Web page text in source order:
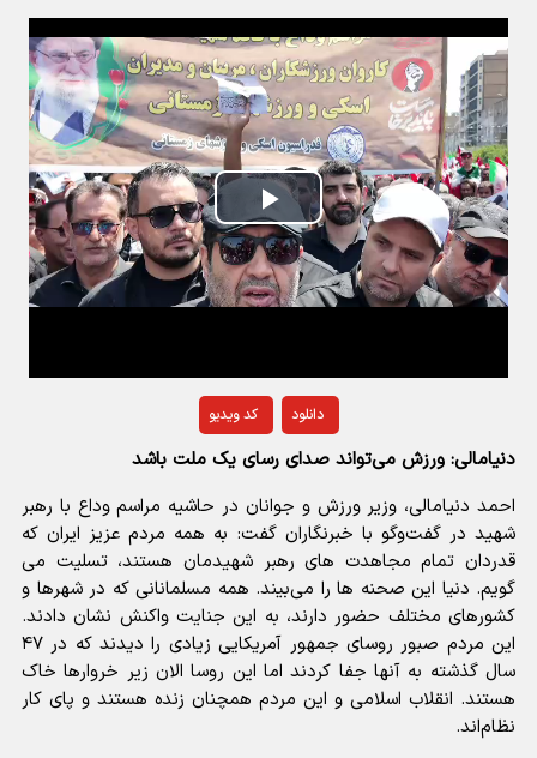
Play
Video
کد ویدیو دانلود
دنیامالی:‌ ورزش می‌تواند صدای رسای یک ملت باشد
احمد دنیامالی، وزیر ورزش و جوانان در حاشیه مراسم وداع با رهبر
شهید در گفت‌وگو با خبرنگاران گفت: به همه مردم عزیز ایران که
قدردان تمام مجاهدت های رهبر شهیدمان هستند، تسلیت می
گویم. دنیا این صحنه ها را می‌بیند. همه مسلمانانی که در شهرها و
کشورهای مختلف حضور دارند، به این جنایت واکنش نشان دادند.
این مردم صبور روسای جمهور آمریکایی زیادی را دیدند که در ۴۷
سال گذشته به آنها جفا کردند اما این روسا الان زیر خروارها خاک
هستند. انقلاب اسلامی و این مردم همچنان زنده هستند و پای کار
نظام‌اند.